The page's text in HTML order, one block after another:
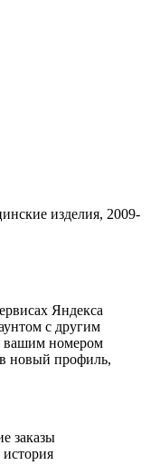
изделия, 2009-
Яндекса
с другим
вашим номером
новый профиль,
заказы